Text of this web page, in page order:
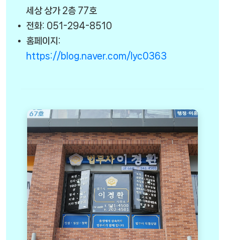
세상 상가 2층 77호
전화: 051-294-8510
홈페이지:
https://blog.naver.com/lyc0363